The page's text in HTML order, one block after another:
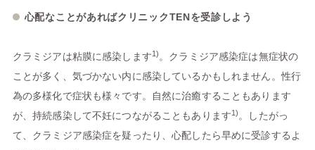
心配なことがあればクリニックTENを受診しよう
クラミジアは粘膜に感染します1) 。クラミジア感染症は無症状の
ことが多く、気づかない内に感染しているかもしれません。性行
為の多様化で症状も様々です。自然に治癒することもあります
が、持続感染して不妊につながることもあります1) 。したがっ
て、クラミジア感染症を疑ったり、心配したら早めに受診するよ